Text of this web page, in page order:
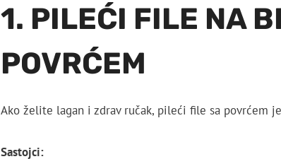
1. PILEĆI FILE NA
POVRĆEM
Ako želite lagan i zdrav ručak, pileći file sa povrćem
Sastojci: